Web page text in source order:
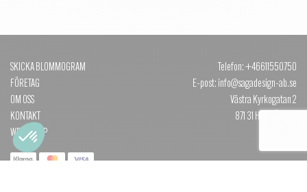
SKICKA BLOMMOGRAM
FÖRETAG
OM OSS
KONTAKT
WEBBSHOP
Telefon: +46611550750
E-post: info@sagadesign-ab.se
Västra Kyrkogatan 2
871 31 HÄRNÖSAND